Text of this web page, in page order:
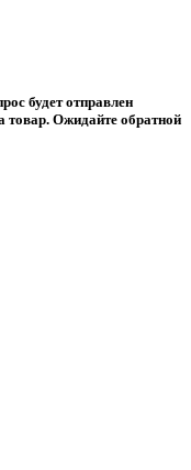
будет отправлен
товар. Ожидайте обратной